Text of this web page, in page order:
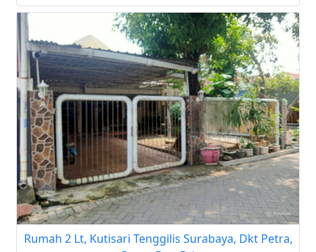
Rumah 2 Lt, Kutisari Tenggilis Surabaya, Dkt Petra,